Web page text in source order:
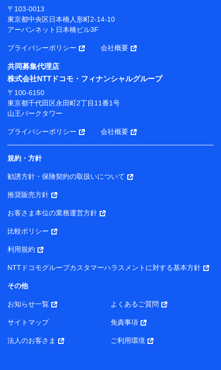
当社または株式会社NTTドコモ・フィナンシャルグルー
プが提供する保険関連サービスにおけるユーザー登録受
付および管理のため
当社または株式会社NTTドコモ・フィナンシャルグルー
携会社の保険その他に関する情報を提供するため、また
維持管理等の委託業務遂行のため、またそれらに付帯、
関連する当社または株式会社NTTドコモ・フィナンシャ
ルグループおよび提携会社のサービスを案内、提供する
ため
（各サービスで取得したサービス利用履歴、ウェブサイ
トの閲覧履歴、購買履歴、ご契約内容等のパーソナルデ
ータを分析して、お客さまの趣味・嗜好・傾向に応じた
サービス・商品等に関するご提案や広告の配信等を行う
ことがあります。）
各種セミナーの開催のため
コンサルティングサービスの実施のため
アンケートやキャンペーン等の実施のため
上記に係る案内・手続き・管理等付帯業務を行うため
所・代表者名】
り）
株式会社NTTドコモ・フィナンシャルグループ 代表取締役
社長 廣井 孝史
東京都中央区日本橋人形町2-14-10 アーバンネット日本橋
株式会社ドコモ・インシュアランス 代表取締役社長 吉
村 忠義
また当社は、オンライン面談による保険のご相談にあたっ
〒103-0013
東京都中央区日本橋人形町2-14-10
アーバンネット日本橋ビル3F
プライバシーポリシー 会社概要
共同募集代理店
株式会社NTTドコモ・フィナンシャルグループ
〒100-6150
東京都千代田区永田町2丁目11番1号
山王パークタワー
プライバシーポリシー 会社概要
規約・方針
勧誘方針・保険契約の取扱いについて
推奨販売方針
お客さま本位の業務運営方針
比較ポリシー
利用規約
NTTドコモグループカスタマーハラスメントに対する基本方針
その他
お知らせ一覧 よくあるご質問
サイトマップ 免責事項
法人のお客さま ご利用環境